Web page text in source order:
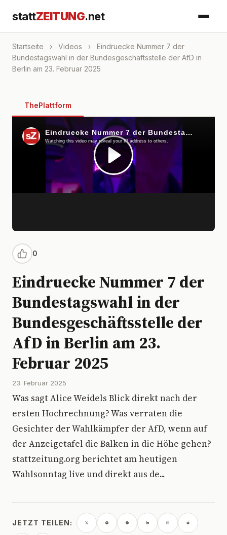
stattZEITUNG.net
Startseite › Videos ›
Eindruecke Nummer 7 der
Bundestagswahl in der Bundesgeschäftsstelle der AfD in
Berlin am 23. Februar 2025
ThePlattform
0
Eindruecke Nummer 7 der
Bundestagswahl in der
Bundesgeschäftsstelle der
AfD in Berlin am 23.
Februar 2025
23. Februar 2025
Was sagt Alice Weidels Blick direkt nach der
ersten Hochrechnung? Was verraten die
Gesichter der Wahlkämpfer der AfD, wenn auf
der Anzeigetafel die Balken in die Höhe gehen?
stattzeitung.org berichtet am heutigen
Wahlsonntag live und direkt aus de...
JETZT TEILEN: